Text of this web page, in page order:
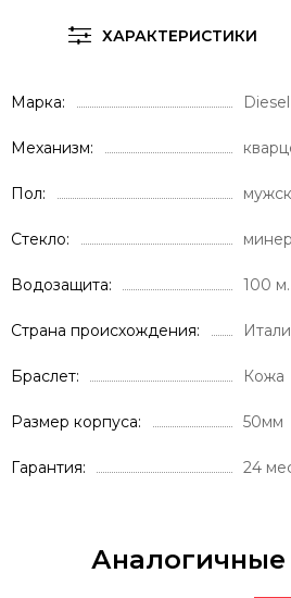
ХАРАКТЕРИСТИКИ
Марка Diesel
Механизм
Пол
Стекло
Водозащита 100 м.
Страна происхождения
Браслет Кожа
Размер корпуса 50мм
Гарантия 24
Аналогичные